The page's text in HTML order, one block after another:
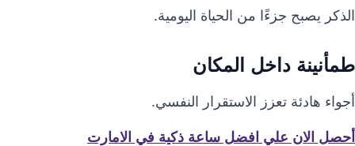
الذكر يصبح جزءًا من الحياة اليومية.
طمأنينة داخل المكان
أجواء هادئة تعزز الاستقرار النفسي.
أحصل الان علي افضل ساعة ذكية في الامارت